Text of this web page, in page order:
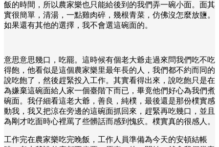
飯的時間，所以農家樂也只能給後到的我們弄一碗小面。面其
實很簡單，清湯，一點雞肉碎，幾根青菜，仿佛沒怎麼放鹽。
如果還有其他的選擇，我不會選這碗面的。
意思意思幾口，吃罷。這時候有個老大爺走過來問我們吃不吃
得飽，他看似是這個農家樂里最年長的人，我們都不約而同的
說吃飽了，然後趕緊投入工作。其實看得出來，說吃飽只是在
為嫌棄這碗面給人家一個臺階下而已，畢竟他們好心為我們煮
碗面。我仔細看這老大爺，善良，純樸，最後還是那份樸實感
動我，我又把涼在旁邊的這碗面抓回來，趕緊再吃幾口，並且
為剛才吃面時心裡罵了些髒話而感到愧疚。樸實真的很感人。
工作完在農家樂吃完晚飯，工作人員準備為今天的安頓結帳